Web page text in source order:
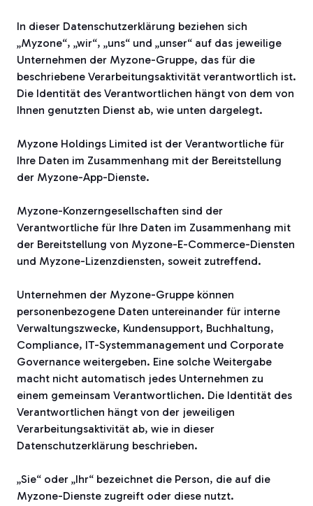
In dieser Datenschutzerklärung beziehen sich
„Myzone“, „wir“, „uns“ und „unser“ auf das jeweilige
Unternehmen der Myzone-Gruppe, das für die
beschriebene Verarbeitungsaktivität verantwortlich ist.
Die Identität des Verantwortlichen hängt von dem von
Ihnen genutzten Dienst ab, wie unten dargelegt.
Myzone Holdings Limited ist der Verantwortliche für
Ihre Daten im Zusammenhang mit der Bereitstellung
der Myzone-App-Dienste.
Myzone-Konzerngesellschaften sind der
Verantwortliche für Ihre Daten im Zusammenhang mit
der Bereitstellung von Myzone-E-Commerce-Diensten
und Myzone-Lizenzdiensten, soweit zutreffend.
Unternehmen der Myzone-Gruppe können
personenbezogene Daten untereinander für interne
Verwaltungszwecke, Kundensupport, Buchhaltung,
Compliance, IT-Systemmanagement und Corporate
Governance weitergeben. Eine solche Weitergabe
macht nicht automatisch jedes Unternehmen zu
einem gemeinsam Verantwortlichen. Die Identität des
Verantwortlichen hängt von der jeweiligen
Verarbeitungsaktivität ab, wie in dieser
Datenschutzerklärung beschrieben.
„Sie“ oder „Ihr“ bezeichnet die Person, die auf die
Myzone-Dienste zugreift oder diese nutzt.